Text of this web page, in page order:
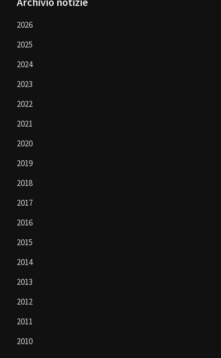
2026
2025
2024
2023
2022
2021
2020
2019
2018
2017
2016
2015
2014
2013
2012
2011
2010